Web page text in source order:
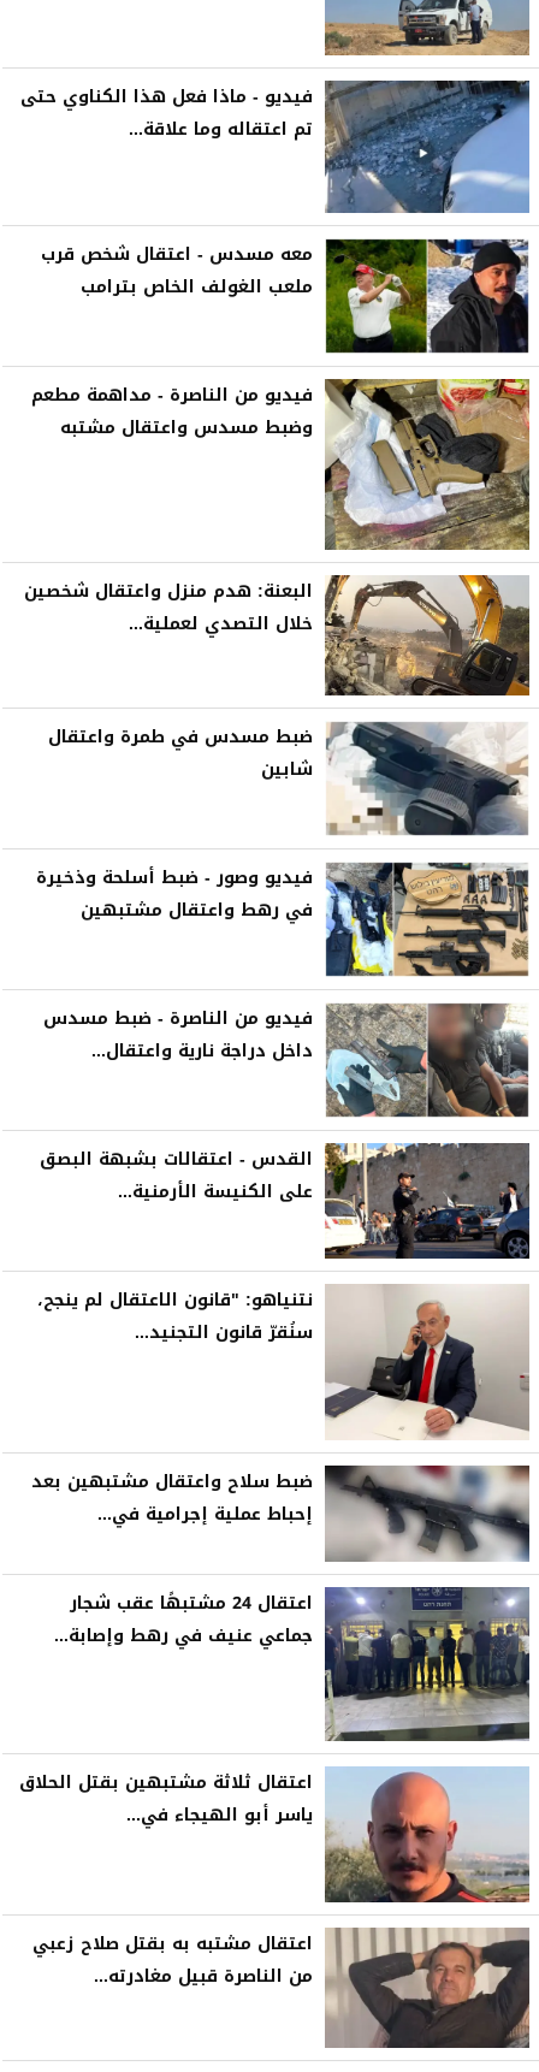
فيديو - ماذا فعل هذا الكناوي حتى
تم اعتقاله وما علاقة...
معه مسدس - اعتقال شخص قرب
ملعب الغولف الخاص بترامب
فيديو من الناصرة - مداهمة مطعم
وضبط مسدس واعتقال مشتبه
البعنة: هدم منزل واعتقال شخصين
خلال التصدي لعملية...
ضبط مسدس في طمرة واعتقال
شابين
فيديو وصور - ضبط أسلحة وذخيرة
في رهط واعتقال مشتبهين
فيديو من الناصرة - ضبط مسدس
داخل دراجة نارية واعتقال...
القدس - اعتقالات بشبهة البصق
على الكنيسة الأرمنية...
نتنياهو: "قانون الاعتقال لم ينجح،
سنُقرّ قانون التجنيد...
ضبط سلاح واعتقال مشتبهين بعد
إحباط عملية إجرامية في...
اعتقال 24 مشتبهًا عقب شجار
جماعي عنيف في رهط وإصابة...
اعتقال ثلاثة مشتبهين بقتل الحلاق
ياسر أبو الهيجاء في...
اعتقال مشتبه به بقتل صلاح زعبي
من الناصرة قبيل مغادرته...